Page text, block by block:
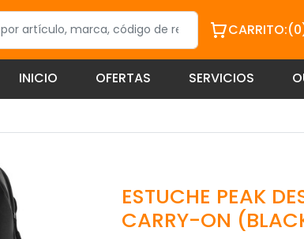
CARRITO:
INICIO OFERTAS SERVICIOS
ESTUCHE PEAK
CARRY-ON